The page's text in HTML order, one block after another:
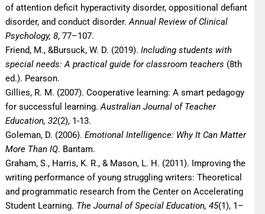
of attention deficit hyperactivity disorder, oppositional defiant
disorder, and conduct disorder.Annual Review of Clinical
Psychology, 8, 77–107.
Friend, M., &Bursuck, W. D. (2019).Including students with
special needs: A practical guide for classroom teachers (8th
ed.). Pearson.
Gillies, R. M. (2007). Cooperative learning: A smart pedagogy
for successful learning.Australian Journal of Teacher
Education, 32(2), 1-13.
Goleman, D. (2006).Emotional Intelligence: Why It Can Matter
More Than IQ. Bantam.
Graham, S., Harris, K. R., & Mason, L. H. (2011). Improving the
writing performance of young struggling writers: Theoretical
and programmatic research from the Center on Accelerating
Student Learning. The Journal of Special Education, 45(1), 1–